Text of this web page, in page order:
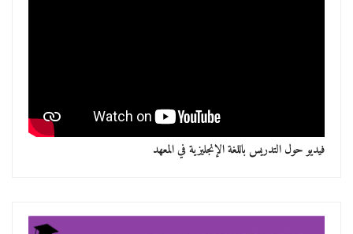
فيديو حول التدريس باللغة الإنجليزية في المعهد